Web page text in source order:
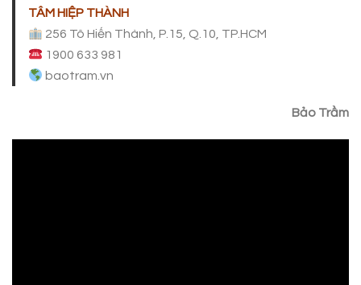
TÂM HIỆP THÀNH
256 Tô Hiến Thành, P.15, Q.10, TP.HCM
1900 633 981
baotram.vn
Bảo Trầm